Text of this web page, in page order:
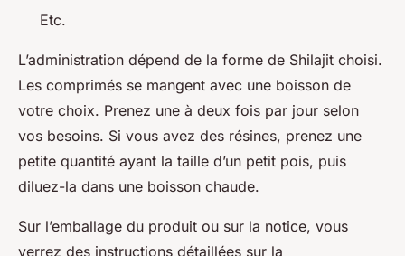
Etc.
L’administration dépend de la forme de Shilajit choisi.
Les comprimés se mangent avec une boisson de
votre choix. Prenez une à deux fois par jour selon
vos besoins. Si vous avez des résines, prenez une
petite quantité ayant la taille d’un petit pois, puis
diluez-la dans une boisson chaude.
Sur l’emballage du produit ou sur la notice, vous
verrez des instructions détaillées sur la